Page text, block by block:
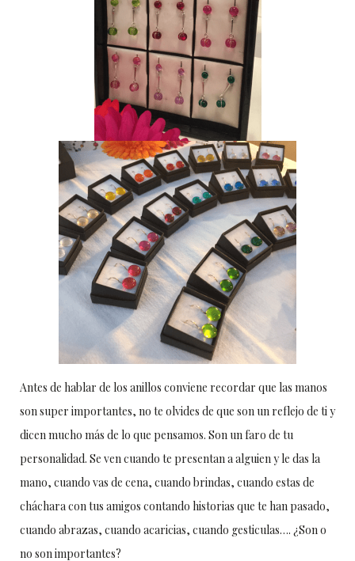
Antes de hablar de los anillos conviene recordar que las manos
son super importantes, no te olvides de que son un reflejo de ti y
dicen mucho más de lo que pensamos. Son un faro de tu
personalidad. Se ven cuando te presentan a alguien y le das la
mano, cuando vas de cena, cuando brindas, cuando estas de
cháchara con tus amigos contando historias que te han pasado,
cuando abrazas, cuando acaricias, cuando gesticulas…. ¿Son o
no son importantes?